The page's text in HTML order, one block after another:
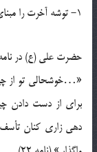
1- توشه آخرت را مبناي خوشحالي و اندوه خود قرار دادن:
حضرت علي (ع) در
«…خوشحالي تو از
براي از دست دادن
دهي زاري کنان